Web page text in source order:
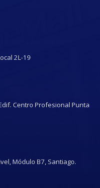
2L-19
Centro Profesional Punta
Módulo B7, Santiago.